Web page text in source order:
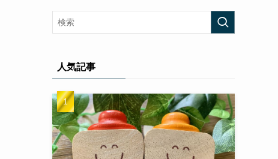
人気記事